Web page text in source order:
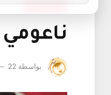
أخبار الثقافة
بواسطة 22 يونيو، 2024